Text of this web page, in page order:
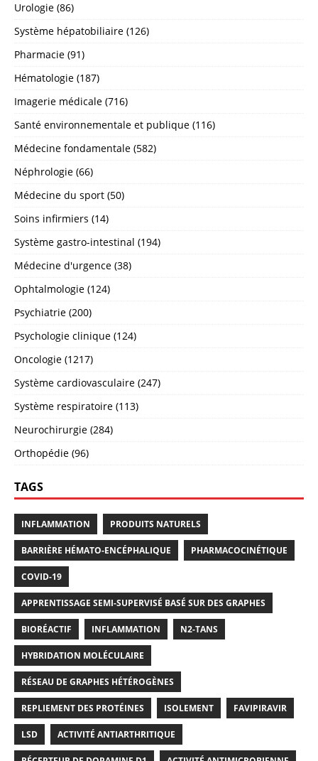
Urologie (86)
Système hépatobiliaire (126)
Pharmacie (91)
Hématologie (187)
Imagerie médicale (716)
Santé environnementale et publique (116)
Médecine fondamentale (582)
Néphrologie (66)
Médecine du sport (50)
Soins infirmiers (14)
Système gastro-intestinal (194)
Médecine d'urgence (38)
Ophtalmologie (124)
Psychiatrie (200)
Psychologie clinique (124)
Oncologie (1217)
Système cardiovasculaire (247)
Système respiratoire (113)
Neurochirurgie (284)
Orthopédie (96)
TAGS
INFLAMMATION PRODUITS NATURELS
BARRIÈRE HÉMATO-ENCÉPHALIQUE PHARMACOCINÉTIQUE
COVID-19
APPRENTISSAGE SEMI-SUPERVISÉ BASÉ SUR DES GRAPHES
BIORÉACTIF INFLAMMATION N2-TANS
HYBRIDATION MOLÉCULAIRE
RÉSEAU DE GRAPHES HÉTÉROGÈNES
REPLIEMENT DES PROTÉINES ISOLEMENT FAVIPIRAVIR
LSD ACTIVITÉ ANTIARTHRITIQUE